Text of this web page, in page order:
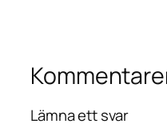
Lämna ett svar